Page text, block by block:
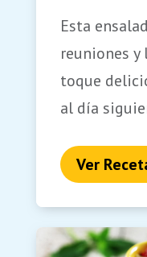
Esta
reuniones
toque
al día
Ver